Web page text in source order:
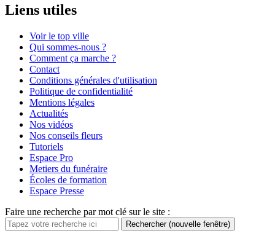
Liens utiles
Voir le top ville
Qui sommes-nous ?
Comment ça marche ?
Contact
Conditions générales d'utilisation
Politique de confidentialité
Mentions légales
Actualités
Nos vidéos
Nos conseils fleurs
Tutoriels
Espace Pro
Metiers du funéraire
Écoles de formation
Espace Presse
Faire une recherche par mot clé sur le site :
Rechercher (nouvelle fenêtre)